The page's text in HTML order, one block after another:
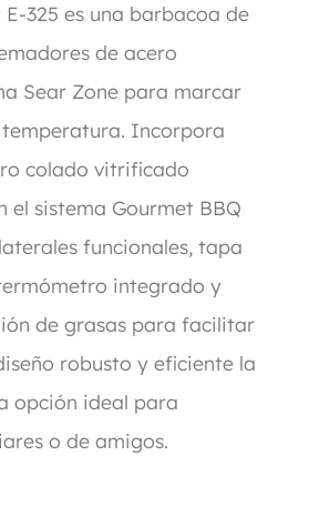
325 es una barbacoa de
de acero
Sear Zone para marcar
Incorpora
colado vitrificado
el sistema Gourmet BBQ
funcionales, tapa
integrado y
de grasas para facilitar
robusto y eficiente la
opción ideal para
o de amigos.